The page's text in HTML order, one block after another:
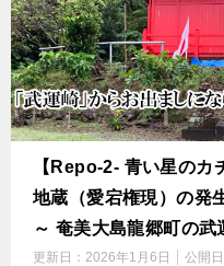
【Repo-2- 青い星のカ
地蔵（愛宕権現）の発
～ 奄美大島龍郷町の武
更新日： 2026年1月6日 公開日